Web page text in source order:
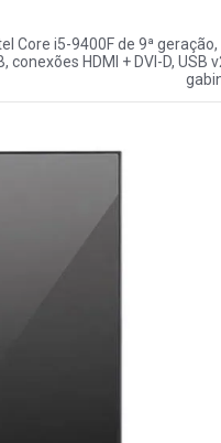
Core i5-9400F de 9ª
HDMI + DVI-D,
jonsbo